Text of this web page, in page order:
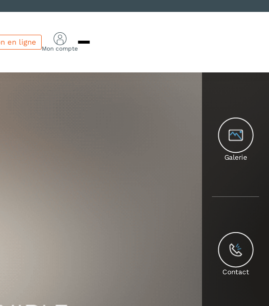
en ligne
Mon compte
Galerie
Contact